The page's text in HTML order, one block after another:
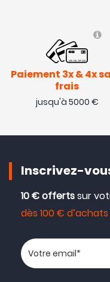
Paiement 3x & 4x
frais
jusqu'à 5000 €
Inscrivez-
10 € offertssur
dès 100 €
Votre adresse email